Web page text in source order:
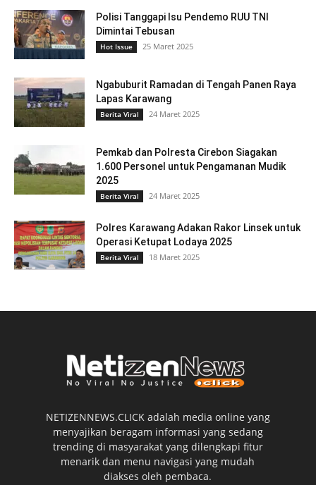
Polisi Tanggapi Isu Pendemo RUU TNI
Dimintai Tebusan
Hot Issue 25 Maret 2025
Ngabuburit Ramadan di Tengah Panen Raya
Lapas Karawang
Berita Viral 24 Maret 2025
Pemkab dan Polresta Cirebon Siagakan
1.600 Personel untuk Pengamanan Mudik
2025
Berita Viral 24 Maret 2025
Polres Karawang Adakan Rakor Linsek untuk
Operasi Ketupat Lodaya 2025
Berita Viral 18 Maret 2025
NETIZENNEWS.CLICK adalah media online yang
menyajikan beragam informasi yang sedang
trending di masyarakat yang dilengkapi fitur
menarik dan menu navigasi yang mudah
diakses oleh pembaca.